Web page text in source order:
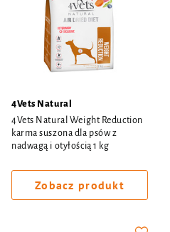
4Vets Natural
4Vets Natural Weight Reduction
karma suszona dla psów z
nadwagą i otyłością 1 kg
Zobacz produkt